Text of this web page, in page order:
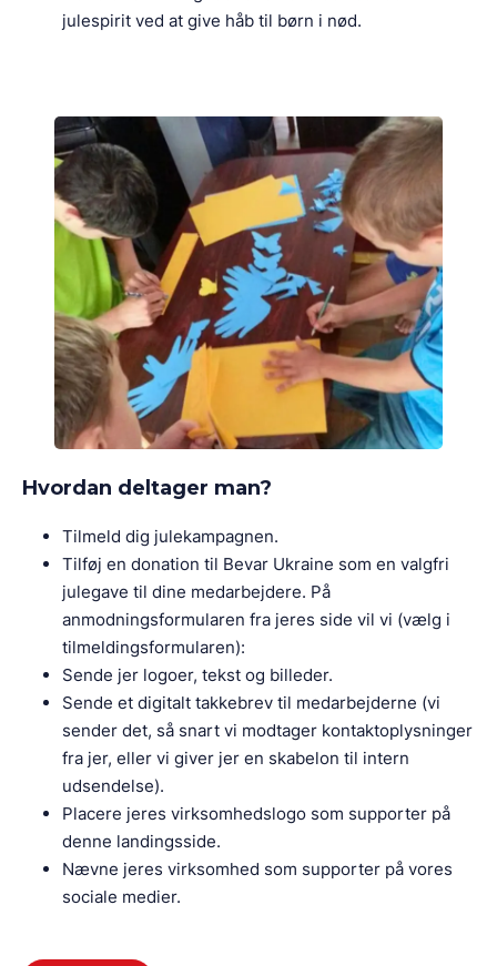
julespirit ved at give håb til børn i nød.
Hvordan deltager man?
Tilmeld dig julekampagnen.
Tilføj en donation til Bevar Ukraine som en valgfri
julegave til dine medarbejdere. På
anmodningsformularen fra jeres side vil vi (vælg i
tilmeldingsformularen):
Sende jer logoer, tekst og billeder.
Sende et digitalt takkebrev til medarbejderne (vi
sender det, så snart vi modtager kontaktoplysninger
fra jer, eller vi giver jer en skabelon til intern
udsendelse).
Placere jeres virksomhedslogo som supporter på
denne landingsside.
Nævne jeres virksomhed som supporter på vores
sociale medier.